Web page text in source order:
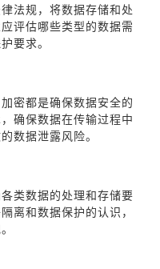
法规，将数据存储和处
评估哪些类型的数据需
要求。
密都是确保数据安全的
确保数据在传输过程中
数据泄露风险。
类数据的处理和存储要
离和数据保护的认识，